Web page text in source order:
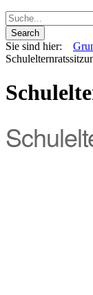
Sie sind hier: